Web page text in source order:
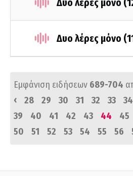
Δυο λέρες μόνο
Δυο λέρες μόνο
Εμφάνιση ειδήσεων 689-704
‹
28 29 30 31 32 33 34
39
40 41 42 43 44 45
50
51 52 53 54 55 56